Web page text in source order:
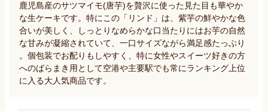
鹿児島産のサツマイモ(唐芋)を贅沢に使った見た目も華やか
な生ケーキです。特にこの「リンド」は、紫芋の鮮やかな色
合いが美しく、しっとりなめらかな口当たりにはお芋の自然
な甘みが凝縮されていて、一口サイズながら満足感たっぷり
。個包装でお配りもしやすく、特に女性やスイーツ好きの方
へのばらまき用として空港や主要駅でも常にランキング上位
に入る大人気商品です。